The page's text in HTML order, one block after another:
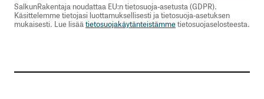
SalkunRakentaja noudattaa EU:n tietosuoja-asetusta (GDPR).
Käsittelemme tietojasi luottamuksellisesti ja tietosuoja-asetuksen
mukaisesti. Lue lisäätietosuojakäytänteistämmetietosuojaselosteesta.